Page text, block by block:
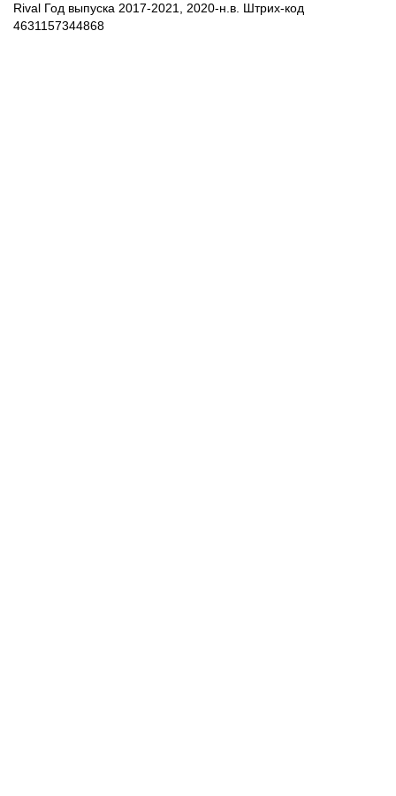
Rival Год выпуска 2017-2021, 2020-н.в. Штрих-код
4631157344868